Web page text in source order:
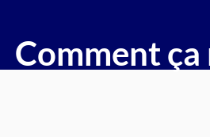
Comment ça